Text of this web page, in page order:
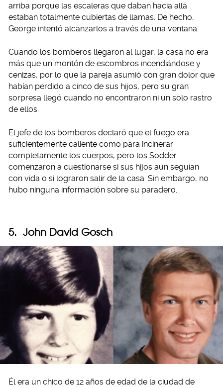
arriba porque las escaleras que daban hacia allá
estaban totalmente cubiertas de llamas. De hecho,
George intentó alcanzarlos a través de una ventana.
Cuando los bomberos llegaron al lugar, la casa no era
más que un montón de escombros incendiándose y
cenizas, por lo que la pareja asumió con gran dolor que
habían perdido a cinco de sus hijos, pero su gran
sorpresa llegó cuando no encontraron ni un solo rastro
de ellos.
El jefe de los bomberos declaró que el fuego era
suficientemente caliente como para incinerar
completamente los cuerpos, pero los Sodder
comenzaron a cuestionarse si sus hijos aún seguían
con vida o si lograron salir de la casa. Sin embargo, no
hubo ninguna información sobre su paradero.
5. John David Gosch
Él era un chico de 12 años de edad de la ciudad de